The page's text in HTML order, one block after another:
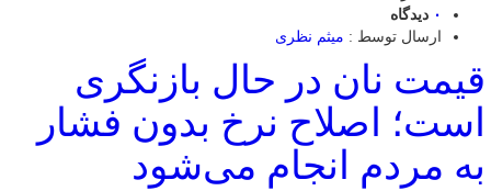
۰ دیدگاه
ارسال توسط : میثم نظری
قیمت نان در حال بازنگری
است؛ اصلاح نرخ بدون فشار
به مردم انجام می‌شود